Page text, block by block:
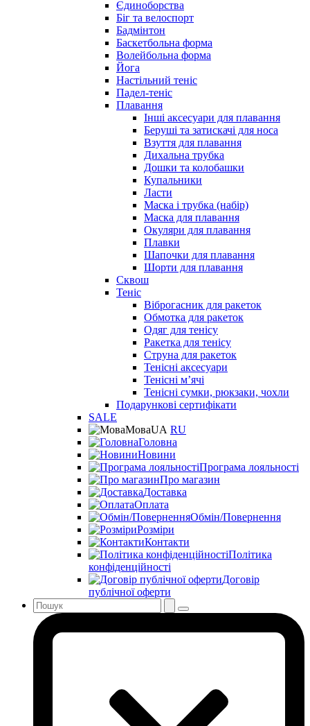
Єдиноборства
Біг та велоспорт
Бадмінтон
Баскетбольна форма
Волейбольна форма
Йога
Настільний теніс
Падел-теніс
Плавання
Інші аксесуари для плавання
Беруші та затискачі для носа
Взуття для плавання
Дихальна трубка
Дошки та колобашки
Купальники
Ласти
Маска і трубка (набір)
Маска для плавання
Окуляри для плавання
Плавки
Шапочки для плавання
Шорти для плавання
Сквош
Теніс
Віброгасник для ракеток
Обмотка для ракеток
Одяг для тенісу
Ракетка для тенісу
Струна для ракеток
Тенісні аксесуари
Тенісні мʼячі
Тенісні сумки, рюкзаки, чохли
Подарункові сертифікати
SALE
МоваUA RU
Головна
Новини
Програма лояльності
Про магазин
Доставка
Оплата
Обмін/Повернення
Розміри
Контакти
Політика
конфіденційності
Договір
публічної оферти